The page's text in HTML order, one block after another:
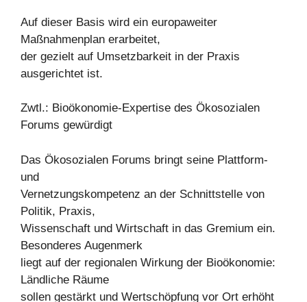
Auf dieser Basis wird ein europaweiter
Maßnahmenplan erarbeitet,
der gezielt auf Umsetzbarkeit in der Praxis
ausgerichtet ist.
Zwtl.: Bioökonomie-Expertise des Ökosozialen
Forums gewürdigt
Das Ökosozialen Forums bringt seine Plattform-
und
Vernetzungskompetenz an der Schnittstelle von
Politik, Praxis,
Wissenschaft und Wirtschaft in das Gremium ein.
Besonderes Augenmerk
liegt auf der regionalen Wirkung der Bioökonomie:
Ländliche Räume
sollen gestärkt und Wertschöpfung vor Ort erhöht